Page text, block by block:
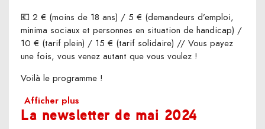
💶 2 € (moins de 18 ans) / 5 € (demandeurs d’emploi,
minima sociaux et personnes en situation de handicap) /
10 € (tarif plein) / 15 € (tarif solidaire) // Vous payez
une fois, vous venez autant que vous voulez !
Voilà le programme !
Afficher plus
La newsletter de mai 2024